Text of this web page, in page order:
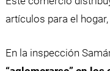
artículos para el
En la inspección